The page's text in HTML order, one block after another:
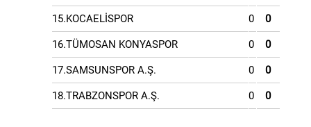
15.KOCAELİSPOR 0 0
16.TÜMOSAN KONYASPOR 0 0
17.SAMSUNSPOR A.Ş. 0 0
18.TRABZONSPOR A.Ş. 0 0